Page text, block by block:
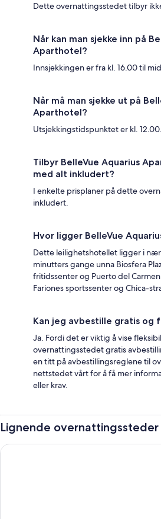
Dette overnattingsstedet tilbyr
Når kan man sjekke inn på
Aparthotel?
Innsjekkingen er fra kl. 16.00 til
Når må man sjekke ut på
Aparthotel?
Utsjekkingstidspunktet er kl. 12.00.
Tilbyr BelleVue Aquarius
med alt inkludert?
I enkelte prisplaner på dette
inkludert.
Hvor ligger BelleVue
Dette leilighetshotellet ligger i
minutters gange unna Biosfera
fritidssenter og Puerto del
Fariones sportssenter og Chica-
Kan jeg avbestille gratis og
Ja. Fordi det er viktig å vise
overnattingsstedet gratis
en titt på avbestillingsreglene til
nettstedet vårt for å få mer
eller krav.
Lignende overnattingssteder
Apartamentos Tisalaya